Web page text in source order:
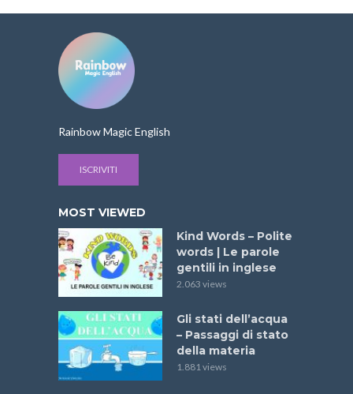
Rainbow Magic English
ISCRIVITI
MOST VIEWED
Kind Words – Polite
words | Le parole
gentili in inglese
2.063 views
Gli stati dell’acqua
– Passaggi di stato
della materia
1.881 views